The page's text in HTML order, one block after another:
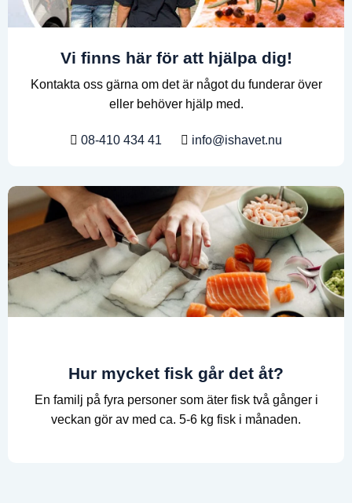
Vi finns här för att hjälpa dig!
Kontakta oss gärna om det är något du funderar över
eller behöver hjälp med.
08-410 434 41 info@ishavet.nu
Hur mycket fisk går det åt?
En familj på fyra personer som äter fisk två gånger i
veckan gör av med ca. 5-6 kg fisk i månaden.